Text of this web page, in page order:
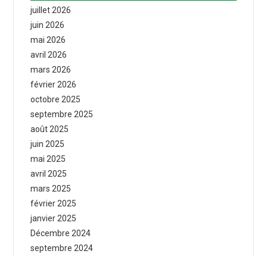
juillet 2026
juin 2026
mai 2026
avril 2026
mars 2026
février 2026
octobre 2025
septembre 2025
août 2025
juin 2025
mai 2025
avril 2025
mars 2025
février 2025
janvier 2025
Décembre 2024
septembre 2024